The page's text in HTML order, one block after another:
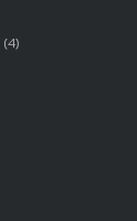
(4)